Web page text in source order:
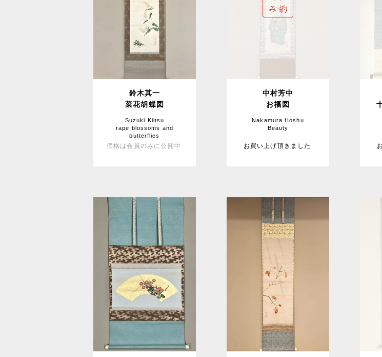
鈴木其一
菜花胡蝶図
Suzuki Kiitsu
rape blossoms and
butterflies
価格は会員のみに公開中
中村芳中
お福図
Nakamura Hoshu
Beauty
お買い上げ頂きました